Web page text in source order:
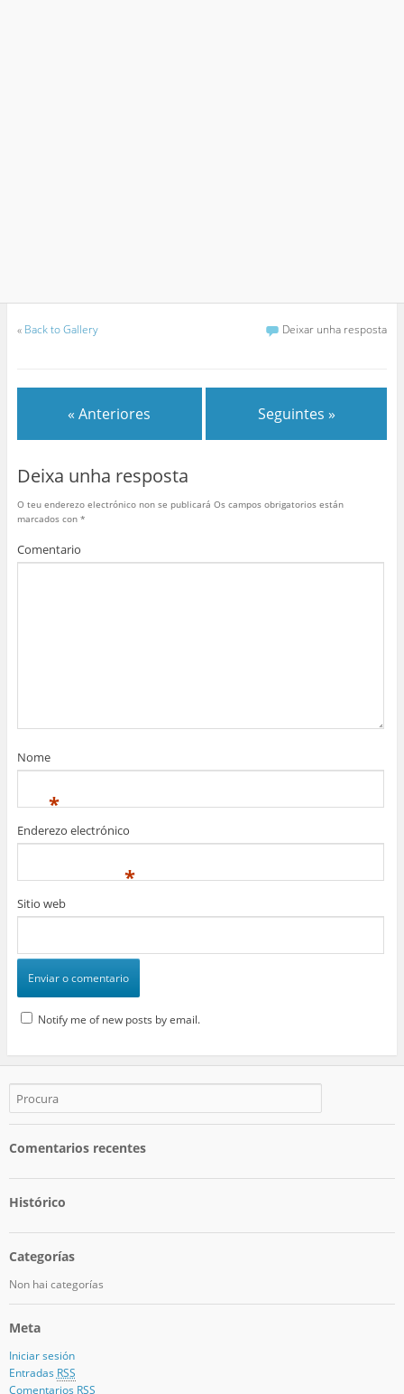
« Back to Gallery Deixar unha resposta
« Anteriores Seguintes »
Deixa unha resposta
O teu enderezo electrónico non se publicará Os campos obrigatorios están
marcados con *
Comentario
Nome
*
Enderezo electrónico
*
Sitio web
Notify me of new posts by email.
Comentarios recentes
Histórico
Categorías
Non hai categorías
Meta
Iniciar sesión
Entradas RSS
Comentarios RSS